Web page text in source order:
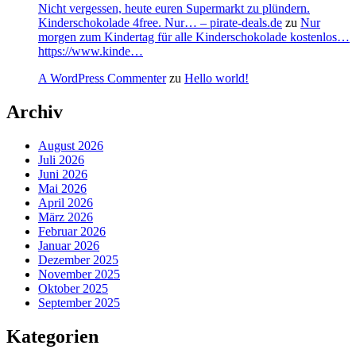
Nicht vergessen, heute euren Supermarkt zu plündern.
Kinderschokolade 4free. Nur… – pirate-deals.de zu Nur
morgen zum Kindertag für alle Kinderschokolade kostenlos…
https://www.kinde…
A WordPress Commenterzu Hello world!
Archiv
August 2026
Juli 2026
Juni 2026
Mai 2026
April 2026
März 2026
Februar 2026
Januar 2026
Dezember 2025
November 2025
Oktober 2025
September 2025
Kategorien